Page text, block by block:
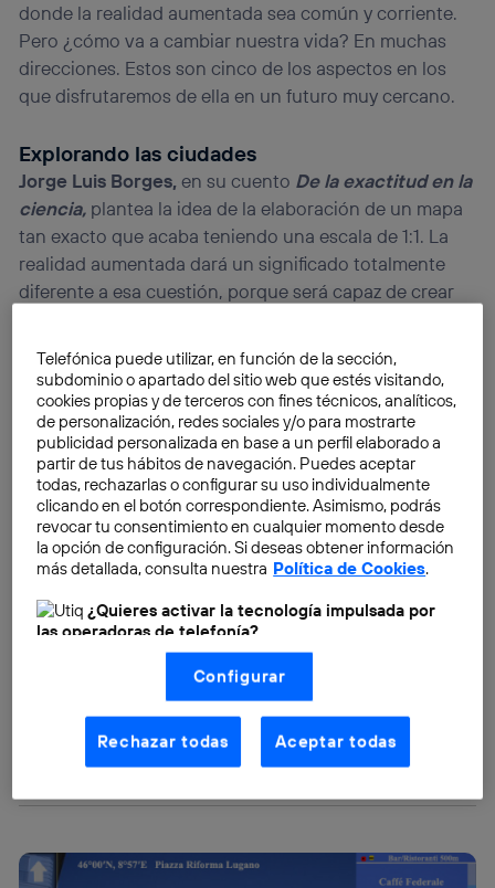
donde la realidad aumentada sea común y corriente.
Pero ¿cómo va a cambiar nuestra vida? En muchas
direcciones. Estos son cinco de los aspectos en los
que disfrutaremos de ella en un futuro muy cercano.
Explorando las ciudades
Jorge Luis Borges,en su cuento De la exactitud en la
ciencia, plantea la idea de la elaboración de un mapa
tan exacto que acaba teniendo una escala de 1:1. La
realidad aumentada dará un significado totalmente
diferente a esa cuestión, porque será capaz de crear
escritor tal vez nunca imaginó.
Telefónica puede utilizar, en función de la sección,
subdominio o apartado del sitio web que estés visitando,
cookies propias y de terceros con fines técnicos, analíticos,
de personalización, redes sociales y/o para mostrarte
publicidad personalizada en base a un perfil elaborado a
partir de tus hábitos de navegación. Puedes aceptar
todas, rechazarlas o configurar su uso individualmente
clicando en el botón correspondiente. Asimismo, podrás
revocar tu consentimiento en cualquier momento desde
la opción de configuración. Si deseas obtener información
más detallada, consulta nuestra Política de Cookies.
¿Quieres activar la tecnología impulsada por
las operadoras de telefonía?
Nosotros, Telefónica S.A., utilizamos la tecnología Utiq para
realizar nuestras acciones de marketing digital o análisis
(como se describe en este aviso de consentimiento)
basadas en tu navegación en nuestra(s) web(s)
aquí(solo cuando utilizas una conexión a
internet habilitada , proporcionada por una de las
operadoras de telefonía participantes, y otorgas tu
La tecnología utiliza un identificador cifrado creado por tu
Configurar
Rechazar todas Aceptar todas